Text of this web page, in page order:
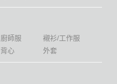
廚師服
襯衫/工作服
背心 外套